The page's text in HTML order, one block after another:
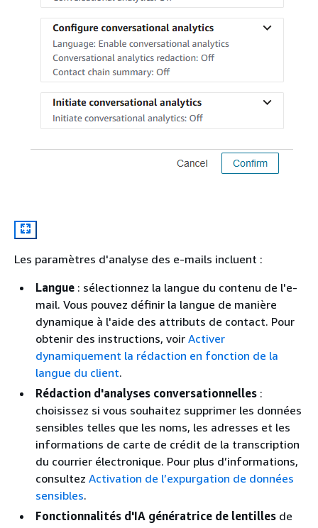
Les paramètres d'analyse des e-mails incluent :
Langue : sélectionnez la langue du contenu de l'e-
mail. Vous pouvez définir la langue de manière
dynamique à l'aide des attributs de contact. Pour
obtenir des instructions, voir Activer
dynamiquement la rédaction en fonction de la
langue du client.
Rédaction d'analyses conversationnelles :
choisissez si vous souhaitez supprimer les données
sensibles telles que les noms, les adresses et les
informations de carte de crédit de la transcription
du courrier électronique. Pour plus d’informations,
consultez Activation de l’expurgation de données
sensibles.
Fonctionnalités d'IA génératrice de lentilles de